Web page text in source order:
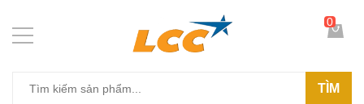
TÌM
0